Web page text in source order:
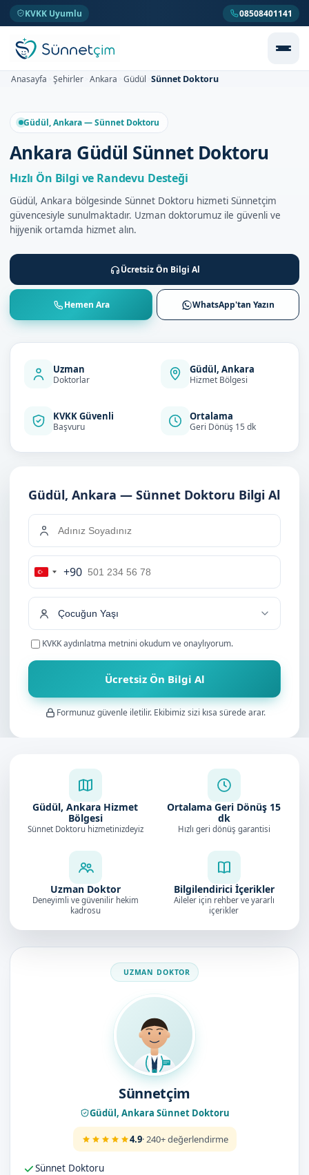
KVKK Uyumlu 08508401141
Anasayfa Şehirler Ankara Güdül Sünnet Doktoru
Güdül, Ankara — Sünnet Doktoru
Ankara Güdül Sünnet Doktoru
Hızlı Ön Bilgi ve Randevu Desteği
Güdül, Ankara bölgesinde Sünnet Doktoru hizmeti Sünnetçim
güvencesiyle sunulmaktadır. Uzman doktorumuz ile güvenli ve
hijyenik ortamda hizmet alın.
Ücretsiz Ön Bilgi Al
Hemen Ara WhatsApp'tan Yazın
Uzman
Doktorlar
Güdül, Ankara
Hizmet Bölgesi
KVKK Güvenli
Başvuru
Ortalama
Geri Dönüş 15 dk
Güdül, Ankara — Sünnet Doktoru Bilgi Al
Turkey
+90
+90
KVKK aydınlatma metnini okudum ve onaylıyorum.
Ücretsiz Ön Bilgi Al
Formunuz güvenle iletilir. Ekibimiz sizi kısa sürede arar.
Güdül, Ankara Hizmet
Bölgesi
Sünnet Doktoru hizmetinizdeyiz
Ortalama Geri Dönüş 15
dk
Hızlı geri dönüş garantisi
Uzman Doktor
Deneyimli ve güvenilir hekim
kadrosu
Bilgilendirici İçerikler
Aileler için rehber ve yararlı
içerikler
Doktorumuz
Sünnetçim
Güdül, Ankara Sünnet Doktoru
4.9· 240+ değerlendirme
Sünnet Doktoru